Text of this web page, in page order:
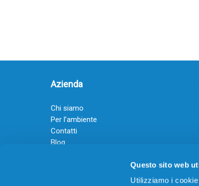
Questo sito web
Utilizziamo i
Azienda
Chi siamo
Per l’ambiente
Contatti
Blog
Guadagna con il Dropship